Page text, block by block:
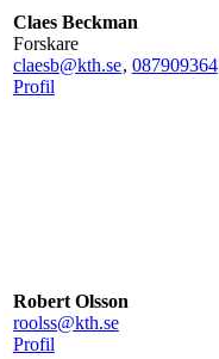
Claes Beckman
forskare
claesb@kth.se, 087909364
Profil
Robert Olsson
roolss@kth.se
Profil